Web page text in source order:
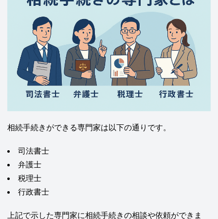
相続手続きができる専門家は以下の通りです。
司法書士
弁護士
税理士
行政書士
上記で示した専門家に相続手続きの相談や依頼ができま